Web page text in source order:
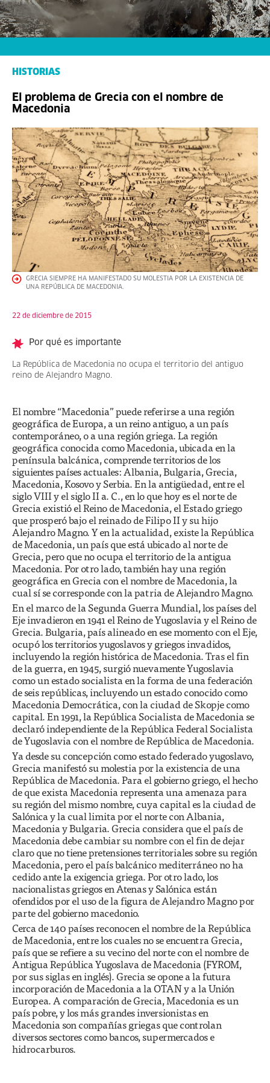
HISTORIAS
El problema de Grecia con el nombre de
Macedonia
GRECIA SIEMPRE HA MANIFESTADO SU MOLESTIA POR LA EXISTENCIA DE
UNA REPÚBLICA DE MACEDONIA.
22 de diciembre de 2015
Por qué es importante
La República de Macedonia no ocupa el territorio del antiguo
reino de Alejandro Magno.
El nombre “Macedonia” puede referirse a una región
geográfica de Europa, a un reino antiguo, a un país
contemporáneo, o a una región griega. La región
geográfica conocida como Macedonia, ubicada en la
península balcánica, comprende territorios de los
siguientes países actuales: Albania, Bulgaria, Grecia,
Macedonia, Kosovo y Serbia. En la antigüedad, entre el
siglo VIII y el siglo II a. C., en lo que hoy es el norte de
Grecia existió el Reino de Macedonia, el Estado griego
que prosperó bajo el reinado de Filipo II y su hijo
Alejandro Magno. Y en la actualidad, existe la República
de Macedonia, un país que está ubicado al norte de
Grecia, pero que no ocupa el territorio de la antigua
Macedonia. Por otro lado, también hay una región
geográfica en Grecia con el nombre de Macedonia, la
cual sí se corresponde con la patria de Alejandro Magno.
En el marco de la Segunda Guerra Mundial, los países del
Eje invadieron en 1941 el Reino de Yugoslavia y el Reino de
Grecia. Bulgaria, país alineado en ese momento con el Eje,
ocupó los territorios yugoslavos y griegos invadidos,
incluyendo la región histórica de Macedonia. Tras el fin
de la guerra, en 1945, surgió nuevamente Yugoslavia
como un estado socialista en la forma de una federación
de seis repúblicas, incluyendo un estado conocido como
Macedonia Democrática, con la ciudad de Skopje como
capital. En 1991, la República Socialista de Macedonia se
declaró independiente de la República Federal Socialista
de Yugoslavia con el nombre de República deMacedonia.
Ya desde su concepción como estado federado yugoslavo,
Grecia manifestó su molestia por la existencia de una
República de Macedonia. Para el gobierno griego, el hecho
de que exista Macedonia representa una amenaza para
su región del mismo nombre, cuya capital es la ciudad de
Salónica y la cual limita por el norte con Albania,
Macedonia y Bulgaria. Grecia considera que el país de
Macedonia debe cambiar su nombre con el fin de dejar
claro que no tiene pretensiones territoriales sobre su región
Macedonia, pero el país balcánico mediterráneo no ha
cedido ante la exigencia griega. Por otro lado, los
nacionalistas griegos en Atenas y Salónica están
ofendidos por el uso de la figura de Alejandro Magno por
parte del gobierno macedonio.
Cerca de 140 países reconocen el nombre de la República
de Macedonia, entre los cuales no se encuentra Grecia,
país que se refiere a su vecino del norte con el nombre de
Antigua República Yugoslava de Macedonia (FYROM,
por sus siglas en inglés). Grecia se opone a la futura
incorporación de Macedonia a la OTAN y a la Unión
Europea. A comparación de Grecia, Macedonia es un
país pobre, y los más grandes inversionistas en
Macedonia son compañías griegas que controlan
diversos sectores como bancos, supermercados e
hidrocarburos.